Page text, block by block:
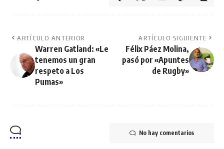
ARTÍCULO ANTERIOR
Warren Gatland: «Le
tenemos un gran
respeto a Los
Pumas»
ARTÍCULO SIGUIENTE
Félix Páez Molina,
pasó por «Apuntes
de Rugby»
No hay comentarios